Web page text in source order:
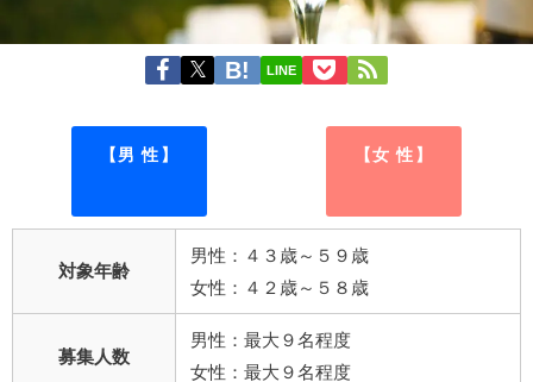
LINE
【男 性】 【女 性】
対象年齢
男性：４３歳～５９歳
女性：４２歳～５８歳
募集人数
男性：最大９名程度
女性：最大９名程度